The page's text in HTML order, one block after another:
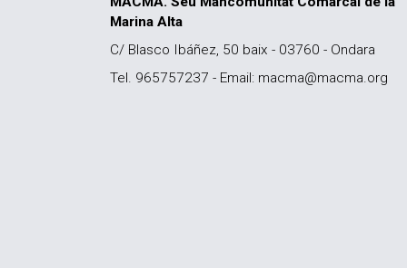
Marina Alta
C/ Blasco Ibáñez, 50 baix - 03760 - Ondara
Tel. 965757237 - Email: macma@macma.org